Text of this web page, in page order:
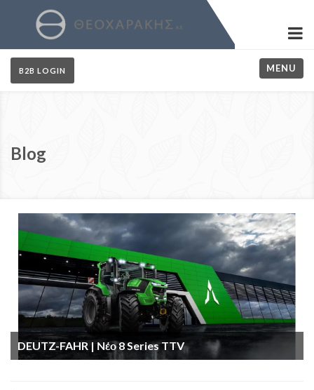
B2B LOGIN MENU
Blog
DEUTZ-FAHR | Νέο 8 Series TTV